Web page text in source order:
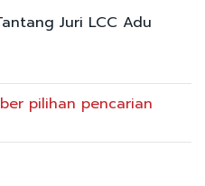
Juri LCC Adu
pilihan pencarian